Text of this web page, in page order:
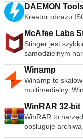
DAEMON
Kreator obrazu
McAfee Labs
Stinger jest
samodzielnym
powszechnego
idealne, jeśli
nie zastępuje
antywirusowego,
tygodniu, aby
fałszywych
.descbannerbtn {
background:
Winamp
Winamp to
multimedialny. Winamp obsługuje szeroką gamę
współczesnych i
muzycznych, w
AAC, M4A, FLAC,
Obsługuje
WinRAR 32-bit
WinRAR to
obsługuje
archiwa CAB,